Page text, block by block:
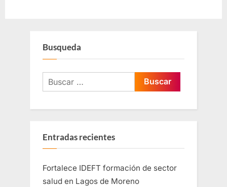
Busqueda
Entradas recientes
Fortalece IDEFT formación de sector
salud en Lagos de Moreno